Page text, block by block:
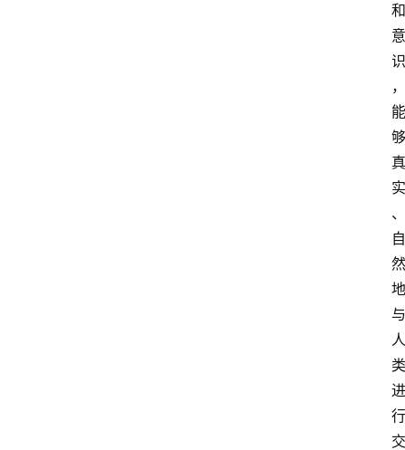
和
意
识
，
能
够
真
实
、
自
然
地
与
人
类
进
行
交